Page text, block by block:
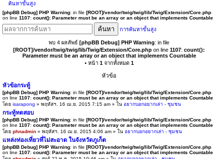
ค้นหาขั้นสูง
[phpBB Debug] PHP Warning: in file [ROOT]/vendor/twig/twig/lib/Twig/Extension/Core.php
on line 1107: count(): Parameter must be an array or an object that implements Countable
ค้นหา การค้นหาขั้นสูง
พบ 4 ผลลัพธ์ [phpBB Debug] PHP Warning: in file
[ROOT]/vendor/twig/twig/lib/Twig/Extension/Core.php on line 1107: count():
Parameter must be an array or an object that implements Countable
• หน้า 1จากทั้งหมด 1
หัวข้อ
หัวข้อกระทู้
[phpBB Debug] PHP Warning: in file [ROOT]/vendor/twig/twig/lib/Twig/Extension/Core.php
on line 1107: count(): Parameter must be an array or an object that implements Countable
โดย isarapong » พฤหัสฯ. 16 เม.ย. 2015 7:15 am » ใน อยากบอกอยากเล่า - ชุมชน
กระทู้ทดสอบ
[phpBB Debug] PHP Warning: in file [ROOT]/vendor/twig/twig/lib/Twig/Extension/Core.php
on line 1107: count(): Parameter must be an array or an object that implements Countable
โดย phnadmin » พฤหัสฯ. 16 เม.ย. 2015 4:06 am » ใน อยากบอกอยากเล่า - ชุมชน
แหล่งท่องเที่ยวที่ไม่สะอาด ในจังหวัดภูเก็ต
[phpBB Debug] PHP Warning: in file [ROOT]/vendor/twig/twig/lib/Twig/Extension/Core.php
on line 1107: count(): Parameter must be an array or an object that implements Countable